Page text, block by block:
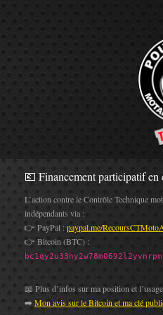
💶 Financement participatif en
L’action contre le Contrôle Technique
indépendants via :
👉 PayPal :paypal.me/
👉 Bitcoin (BTC) :
📖 Plus d’infos sur ma position et
➡️ Mon avis sur le Bitcoin et ma clé